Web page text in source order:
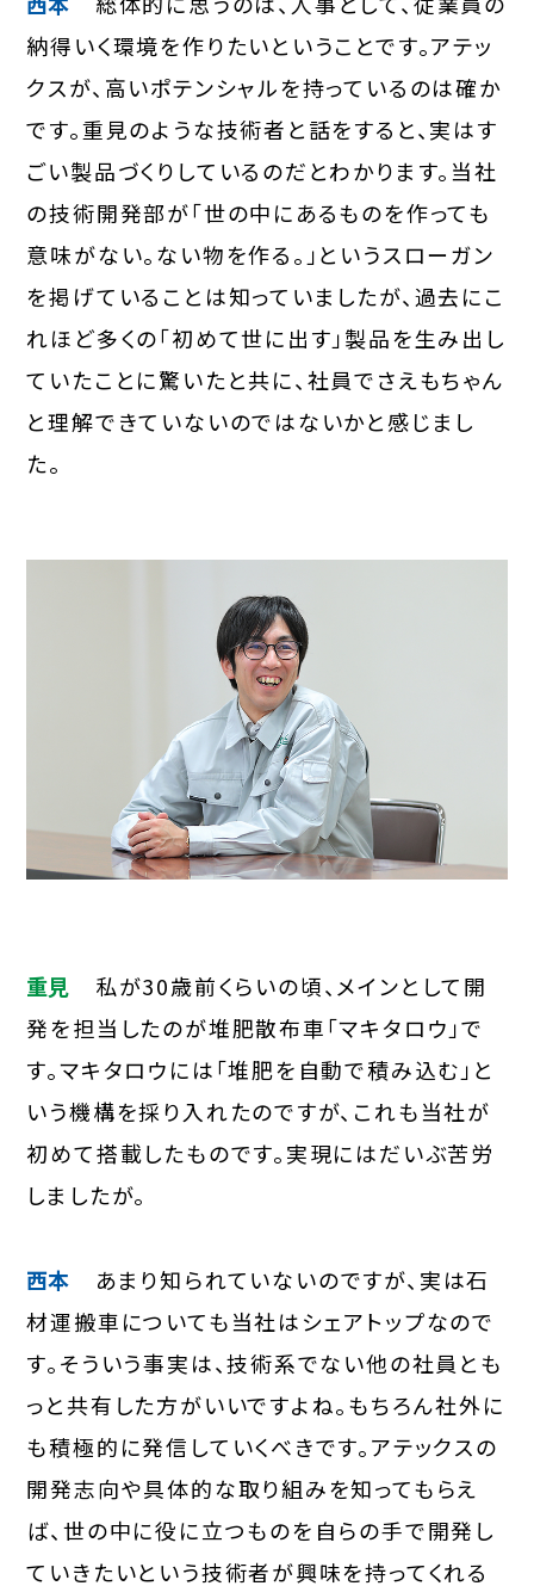
納得いく環境を作りたいということです。アテッ
クスが、高いポテンシャルを持っているのは確か
です。重見のような技術者と話をすると、実はす
ごい製品づくりしているのだとわかります。当社
の技術開発部が「世の中にあるものを作っても
意味がない。ない物を作る。」というスローガン
を掲げていることは知っていましたが、過去にこ
れほど多くの「初めて世に出す」製品を生み出し
ていたことに驚いたと共に、社員でさえもちゃん
と理解できていないのではないかと感じまし
た。
重見
私が30歳前くらいの頃、メインとして開
発を担当したのが堆肥散布車「マキタロウ」で
す。マキタロウには「堆肥を自動で積み込む」と
いう機構を採り入れたのですが、これも当社が
初めて搭載したものです。実現にはだいぶ苦労
しましたが。
西本
あまり知られていないのですが、実は石
材運搬車についても当社はシェアトップなので
す。そういう事実は、技術系でない他の社員とも
っと共有した方がいいですよね。もちろん社外に
も積極的に発信していくべきです。アテックスの
開発志向や具体的な取り組みを知ってもらえ
ば、世の中に役に立つものを自らの手で開発し
ていきたいという技術者が興味を持ってくれる